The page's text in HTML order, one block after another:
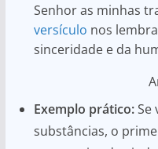
Senhor as minhas
versículo nos
sinceridade e da
Exemplo prático:Se
substâncias, o